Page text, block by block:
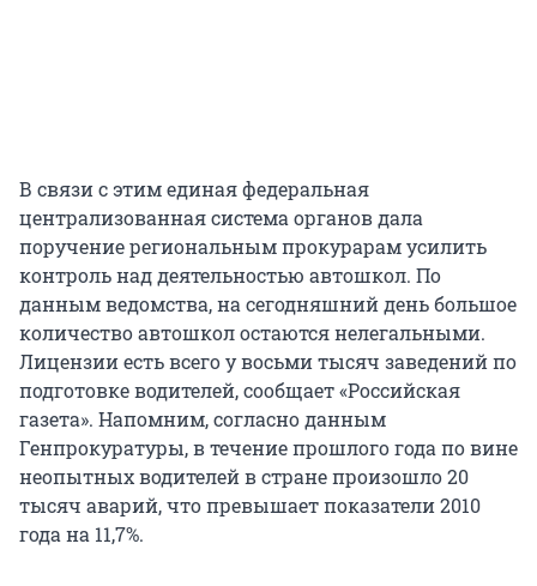
В связи с этим единая федеральная
централизованная система органов дала
поручение региональным прокурарам усилить
контроль над деятельностью автошкол. По
данным ведомства, на сегодняшний день большое
количество автошкол остаются нелегальными.
Лицензии есть всего у восьми тысяч заведений по
подготовке водителей, сообщает «Российская
газета». Напомним, согласно данным
Генпрокуратуры, в течение прошлого года по вине
неопытных водителей в стране произошло 20
тысяч аварий, что превышает показатели 2010
года на 11,7%.